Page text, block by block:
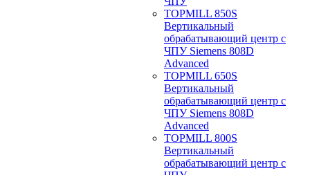
TOPMILL 850S
Вертикальный
обрабатывающий центр с
ЧПУ Siemens 808D
Advanced
TOPMILL 650S
Вертикальный
обрабатывающий центр с
ЧПУ Siemens 808D
Advanced
TOPMILL 800S
Вертикальный
обрабатывающий центр с